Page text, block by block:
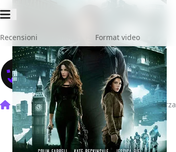
Recensioni Format video
Home Film Total Recall - Atto di Forza